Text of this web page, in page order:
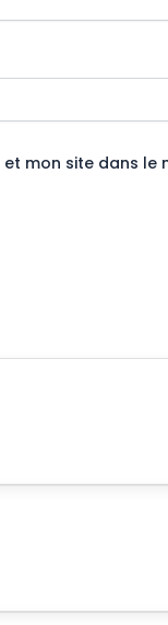
mon site dans